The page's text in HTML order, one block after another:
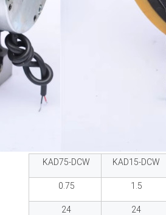
KAD15-DCW
KAD75-DCW
1.5
0.75
24
24